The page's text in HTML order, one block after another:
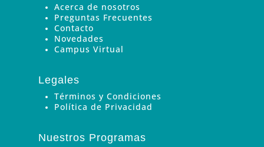
Acerca de nosotros
Preguntas Frecuentes
Contacto
Novedades
Campus Virtual
Legales
Términos y Condiciones
Política de Privacidad
Nuestros Programas